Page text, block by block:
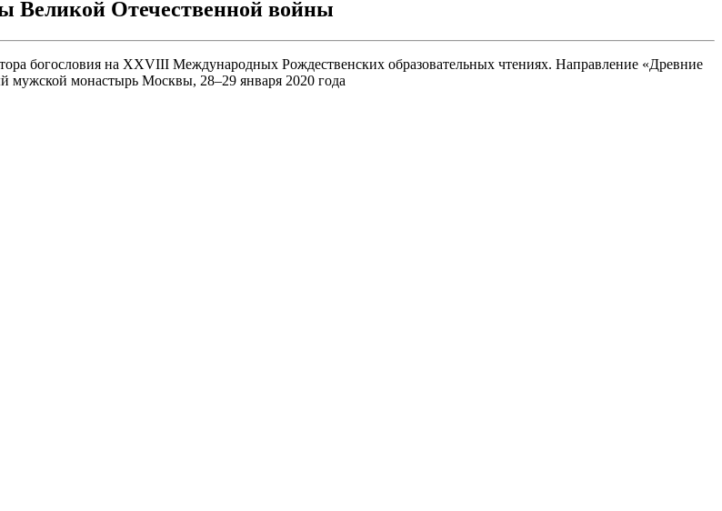
Великой Отечественной войны
богословия на ХХVIII Международных Рождественских образовательных чтениях. Направление «Древние
мужской монастырь Москвы, 28–29 января 2020 года